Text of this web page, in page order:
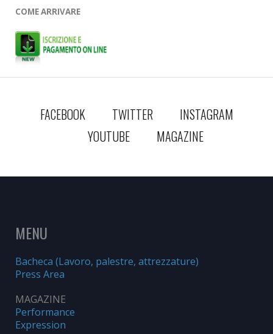
COME ARRIVARE
FACEBOOK TWITTER
INSTAGRAM
YOUTUBE
MAGAZINE
MENU
Bacheca (Lavoro, palestre, attrezzature)
Press Area
MAGAZINE
Performance
Expression